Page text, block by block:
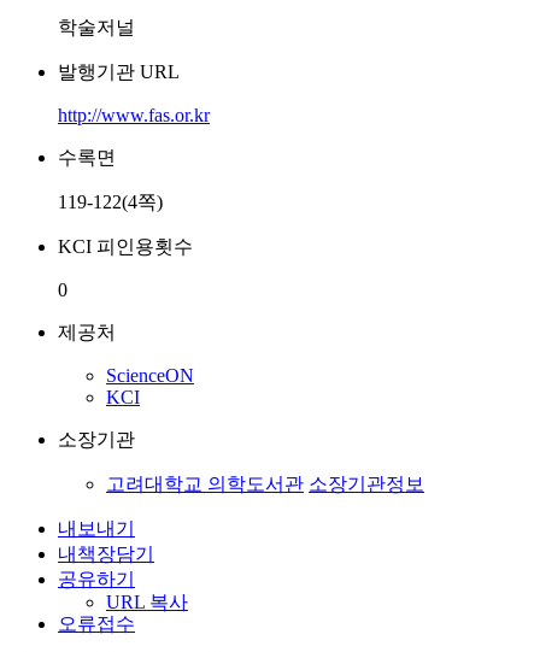
학술저널
발행기관 URL
http://www.fas.or.kr
수록면
119-122(4쪽)
KCI 피인용횟수
0
제공처
ScienceON
KCI
소장기관
고려대학교 의학도서관 소장기관정보
내보내기
내책장담기
공유하기
URL 복사
오류접수